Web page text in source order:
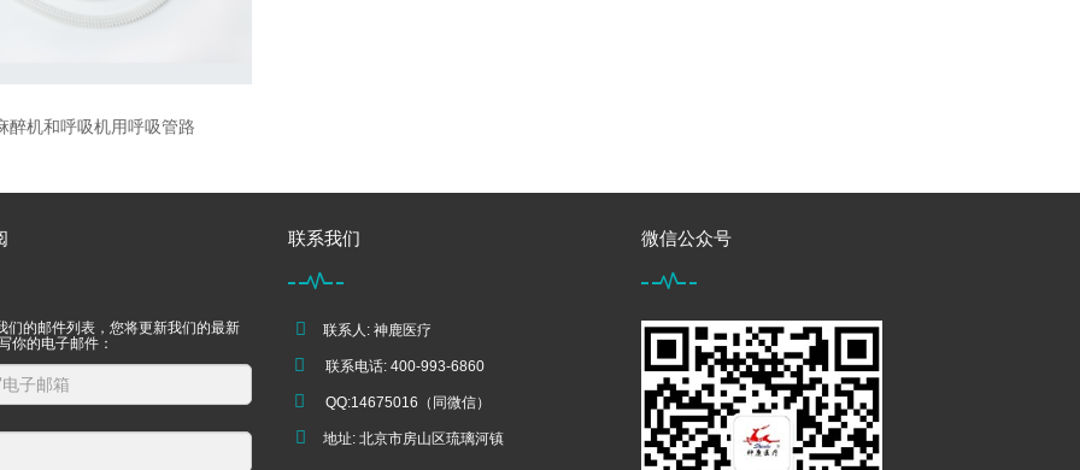
醉机和呼吸机用呼吸管路
们的邮件列表，您将更新我们的最新
你的电子邮件：
联系我们
联系人: 神鹿医疗
联系电话: 400-993-6860
QQ:14675016（同微信）
地址: 北京市房山区琉璃河镇
微信公众号